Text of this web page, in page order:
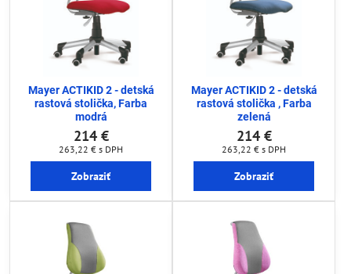
Mayer ACTIKID 2 - detská
rastová stolička, Farba
modrá
214 €
263,22 € s DPH
Zobraziť
Mayer ACTIKID 2 - detská
rastová stolička , Farba
zelená
214 €
263,22 € s DPH
Zobraziť